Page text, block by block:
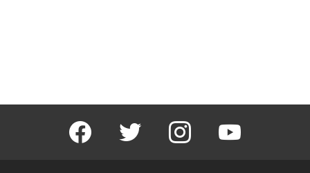
facebook twitter instagram